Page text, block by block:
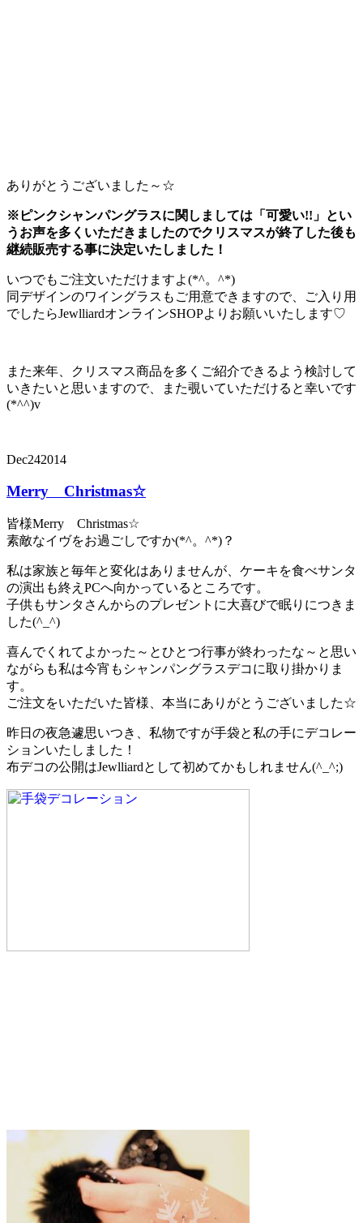
ありがとうございました～☆
※ピンクシャンパングラスに関しましては「可愛い!!」とい
うお声を多くいただきましたのでクリスマスが終了した後も
継続販売する事に決定いたしました！
いつでもご注文いただけますよ(*^。^*)
同デザインのワイングラスもご用意できますので、ご入り用
でしたらJewlliardオンラインSHOPよりお願いいたします♡
また来年、クリスマス商品を多くご紹介できるよう検討して
いきたいと思いますので、また覗いていただけると幸いです
(*^^)v
Dec242014
Merry Christmas☆
皆様Merry Christmas☆
素敵なイヴをお過ごしですか(*^。^*)？
私は家族と毎年と変化はありませんが、ケーキを食べサンタ
の演出も終えPCへ向かっているところです。
子供もサンタさんからのプレゼントに大喜びで眠りにつきま
した(^_^)
喜んでくれてよかった～とひとつ行事が終わったな～と思い
ながらも私は今宵もシャンパングラスデコに取り掛かりま
す。
ご注文をいただいた皆様、本当にありがとうございました☆
昨日の夜急遽思いつき、私物ですが手袋と私の手にデコレー
ションいたしました！
布デコの公開はJewlliardとして初めてかもしれません(^_^;)